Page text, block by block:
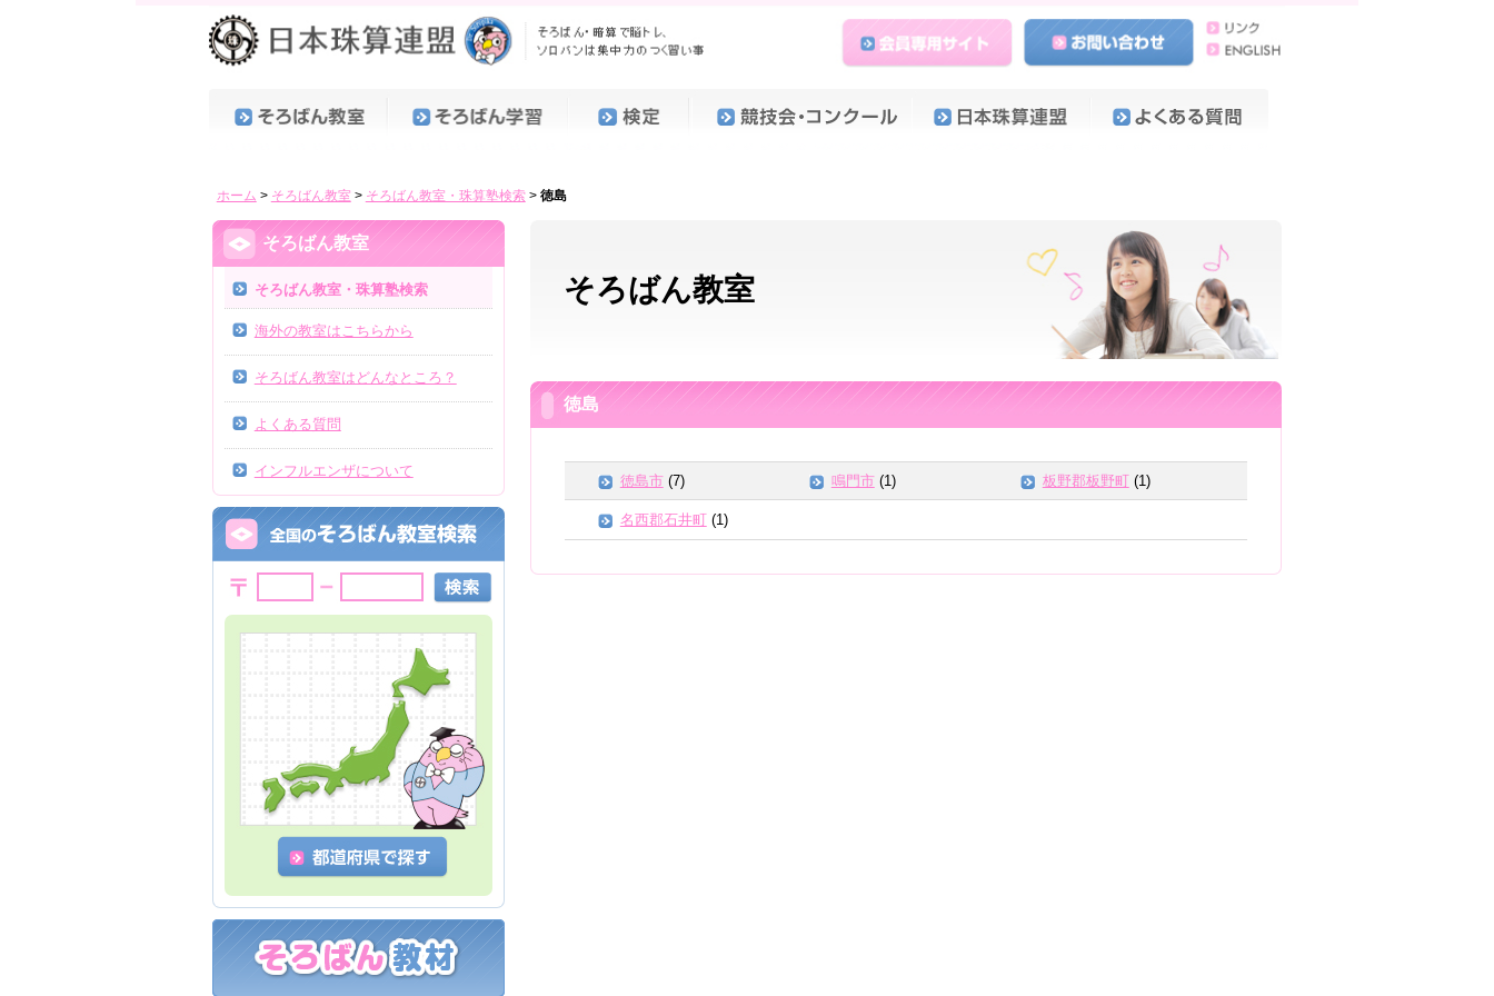
ホーム > そろばん教室 > そろばん教室・珠算塾検索> 徳島
そろばん教室
徳島
徳島市(7) 鳴門市(1) 板野郡板野町(1)
名西郡石井町(1)
そろばん教室
そろばん教室・珠算塾検索
海外の教室はこちらから
そろばん教室はどんなところ？
よくある質問
インフルエンザについて